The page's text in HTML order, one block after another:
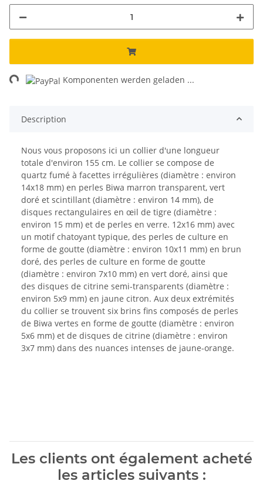
Komponenten werden geladen ...
Description
Nous vous proposons ici un collier d'une longueur
totale d'environ 155 cm. Le collier se compose de
quartz fumé à facettes irrégulières (diamètre : environ
14x18 mm) en perles Biwa marron transparent, vert
doré et scintillant (diamètre : environ 14 mm), de
disques rectangulaires en œil de tigre (diamètre :
environ 15 mm) et de perles en verre. 12x16 mm) avec
un motif chatoyant typique, des perles de culture en
forme de goutte (diamètre : environ 10x11 mm) en brun
doré, des perles de culture en forme de goutte
(diamètre : environ 7x10 mm) en vert doré, ainsi que
des disques de citrine semi-transparents (diamètre :
environ 5x9 mm) en jaune citron. Aux deux extrémités
du collier se trouvent six brins fins composés de perles
de Biwa vertes en forme de goutte (diamètre : environ
5x6 mm) et de disques de citrine (diamètre : environ
3x7 mm) dans des nuances intenses de jaune-orange.
Les clients ont également acheté
les articles suivants :